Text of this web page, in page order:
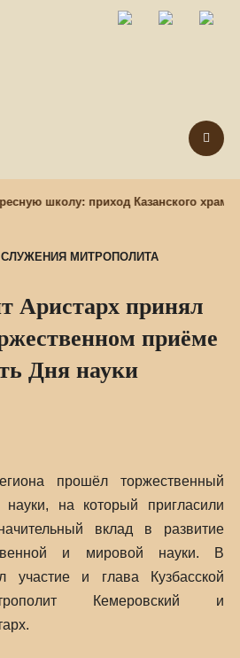
школу: приход Казанского храма
СЛУЖЕНИЯ МИТРОПОЛИТА
Аристарх принял
приёме
Дня науки
прошёл торжественный
на который пригласили
вклад в развитие
и мировой науки. В
участие и глава Кузбасской
Кемеровский и